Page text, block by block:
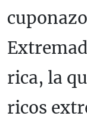
rica, la
ricos